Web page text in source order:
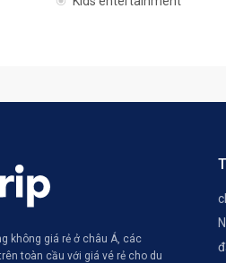
không giá rẻ ở châu Á, các
toàn cầu với giá vé rẻ cho du